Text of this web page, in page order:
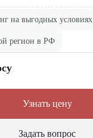
на выгодных условиях
регион в РФ
Узнать цену
Задать вопрос